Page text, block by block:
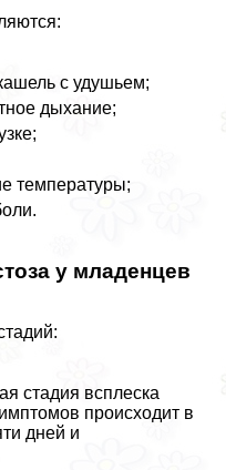
с удушьем;
дыхание;
температуры;
у младенцев
стадия всплеска
происходит в
дней и